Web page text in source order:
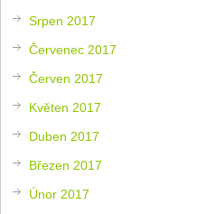
Srpen 2017
Červenec 2017
Červen 2017
Květen 2017
Duben 2017
Březen 2017
Únor 2017